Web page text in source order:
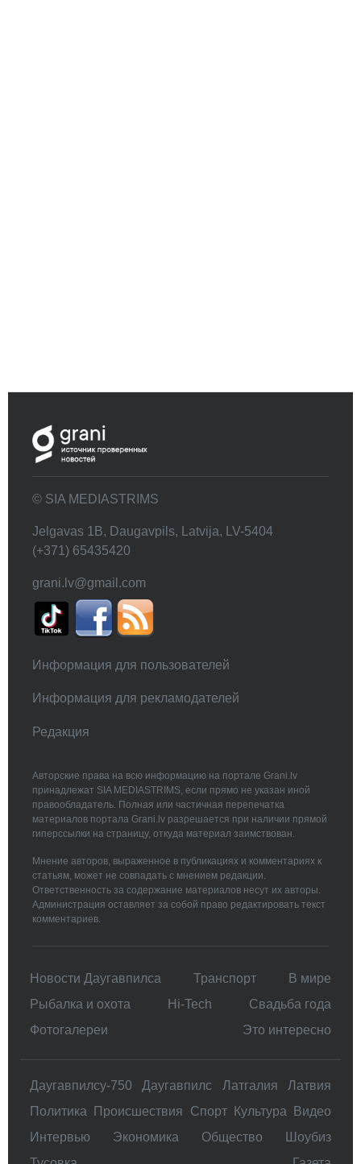
© SIA MEDIASTRIMS
Jelgavas 1B, Daugavpils, Latvija, LV-5404
(+371) 65435420
grani.lv@gmail.com
Информация для пользователей
Информация для рекламодателей
Редакция
Авторские права на всю информацию на портале Grani.lv
принадлежат SIA MEDIASTRIMS, если прямо не указан иной
правообладатель. Полная или частичная перепечатка
материалов портала Grani.lv разрешается при наличии прямой
гиперссылки на страницу, откуда материал заимствован.
Мнение авторов, выраженное в публикациях и комментариях к
статьям, может не совпадать с мнением редакции.
Ответственность за содержание материалов несут их авторы.
Администрация оставляет за собой право редактировать текст
комментариев.
Новости Даугавпилса Транспорт
В мире
Рыбалка и охота
Hi-Tech
Свадьбa года
Фотогалереи
Это интересно
Даугавпилсу-750 Даугавпилс Латгалия
Латвия
Политика
Происшествия Спорт Культура
Видео
Интервью
Экономика Общество
Шоубиз